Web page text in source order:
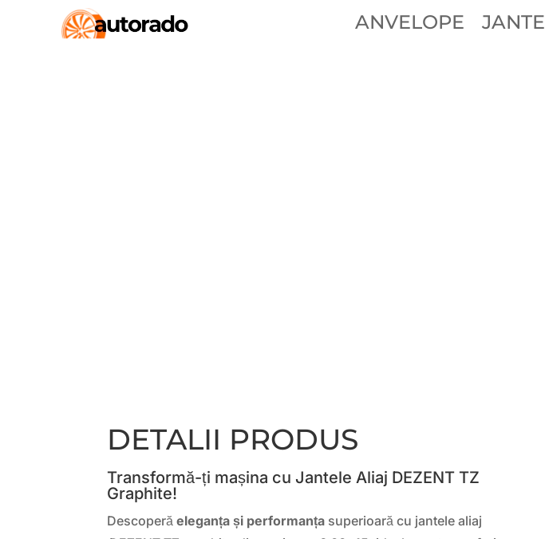
ANVELOPE JANTE
DETALII PRODUS
Transformă-ți mașina cu Jantele Aliaj DEZENT TZ
Graphite!
Descoperăeleganța și performanța superioară cu jantele aliaj